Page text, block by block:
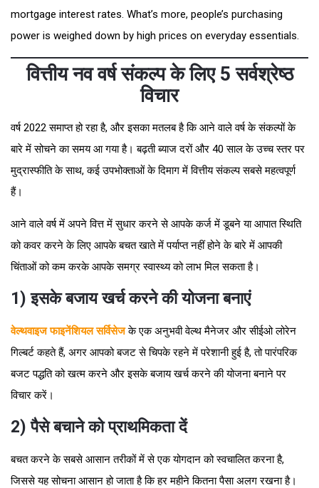
mortgage interest rates. What’s more, people’s purchasing
power is weighed down by high prices on everyday essentials.
वित्तीय नव वर्ष संकल्प के लिए 5 सर्वश्रेष्ठ
विचार
वर्ष 2022 समाप्त हो रहा है, और इसका मतलब है कि आने वाले वर्ष के संकल्पों के
बारे में सोचने का समय आ गया है। बढ़ती ब्याज दरों और 40 साल के उच्च स्तर पर
मुद्रास्फीति के साथ, कई उपभोक्ताओं के दिमाग में वित्तीय संकल्प सबसे महत्वपूर्ण
हैं।
आने वाले वर्ष में अपने वित्त में सुधार करने से आपके कर्ज में डूबने या आपात स्थिति
को कवर करने के लिए आपके बचत खाते में पर्याप्त नहीं होने के बारे में आपकी
चिंताओं को कम करके आपके समग्र स्वास्थ्य को लाभ मिल सकता है।
1) इसके बजाय खर्च करने की योजना बनाएं
वेल्थवाइज फाइनेंशियल सर्विसेजके एक अनुभवी वेल्थ मैनेजर और सीईओ लोरेन
गिल्बर्ट कहते हैं, अगर आपको बजट से चिपके रहने में परेशानी हुई है, तो पारंपरिक
बजट पद्धति को खत्म करने और इसके बजाय खर्च करने की योजना बनाने पर
विचार करें।
2) पैसे बचाने को प्राथमिकता दें
बचत करने के सबसे आसान तरीकों में से एक योगदान को स्वचालित करना है,
जिससे यह सोचना आसान हो जाता है कि हर महीने कितना पैसा अलग रखना है।